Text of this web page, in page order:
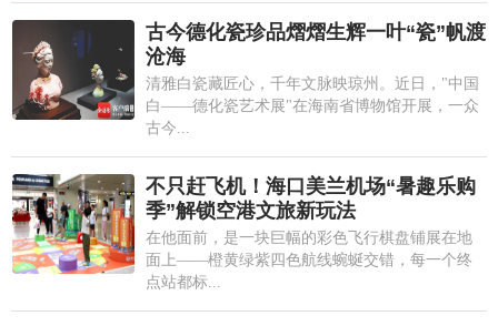
古今德化瓷珍品熠熠生辉一叶“瓷”帆渡
沧海
清雅白瓷藏匠心，千年文脉映琼州。近日，"中国
白——德化瓷艺术展"在海南省博物馆开展，一众
古今...
不只赶飞机！海口美兰机场“暑趣乐购
季”解锁空港文旅新玩法
在他面前，是一块巨幅的彩色飞行棋盘铺展在地
面上——橙黄绿紫四色航线蜿蜒交错，每一个终
点站都标...